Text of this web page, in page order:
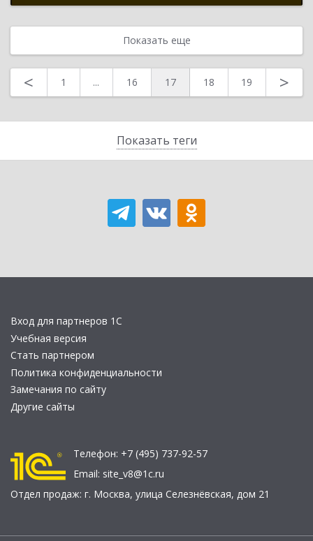
Показать теги
Показать еще
< 1 ... 16 17 18 19 >
Вход для партнеров 1С
Учебная версия
Стать партнером
Политика конфиденциальности
Замечания по сайту
Другие сайты
Телефон: +7 (495) 737-92-57
Email: site_v8@1c.ru
Отдел продаж: г. Москва, улица Селезнёвская, дом 21